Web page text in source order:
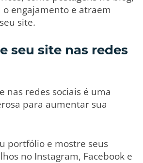
engajamento e atraem
site.
seu site nas redes
nas redes sociais é uma
para aumentar sua
portfólio e mostre seus
no Instagram, Facebook e